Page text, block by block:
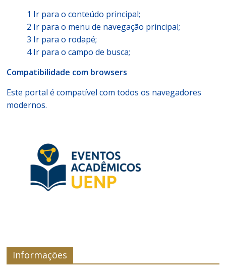
1 Ir para o conteúdo principal;
2 Ir para o menu de navegação principal;
3 Ir para o rodapé;
4 Ir para o campo de busca;
Compatibilidade com browsers
Este portal é compatível com todos os navegadores
modernos.
Informações